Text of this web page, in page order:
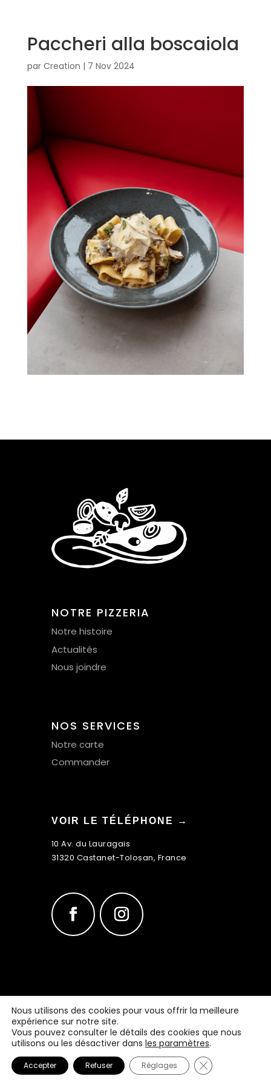
Paccheri alla boscaiola
par Creation | 7 Nov 2024
NOTRE PIZZERIA
Notre histoire
Actualités
Nous joindre
NOS SERVICES
Notre carte
Commander
VOIR LE TÉLÉPHONE →
10 Av. du Lauragais
31320 Castanet-Tolosan, France
Réalisation : MULTIMED SOLUTIONS
Mentions légales
Nous utilisons des cookies pour vous offrir la meilleure
expérience sur notre site.
Vous pouvez consulter le détails des cookies que nous
utilisons ou les désactiver dans les paramètres.
Accepter Refuser Réglages Fermer la